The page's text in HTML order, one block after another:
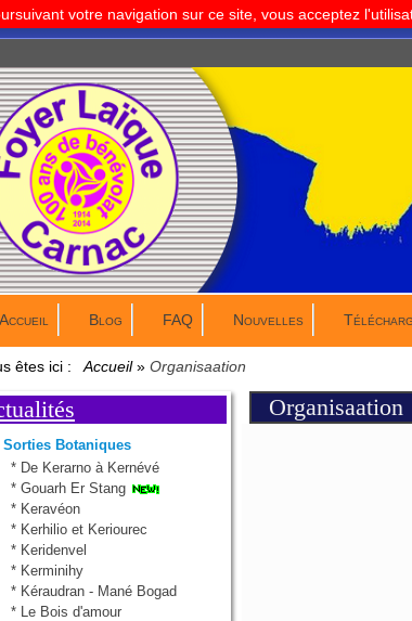
votre navigation sur ce site, vous acceptez
Accueil Blog FAQ Nouvelles
êtes ici : Accueil» Organisaation
Sorties Botaniques
* De Kerarno à Kernévé
* Gouarh Er Stang
* Keravéon
* Kerhilio et Keriourec
* Keridenvel
* Kerminihy
* Kéraudran - Mané Bogad
*
Le Bois d'amour
Organisaation